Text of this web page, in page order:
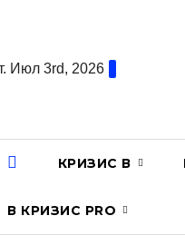
Июл 3rd, 2026
КРИЗИС В
В КРИЗИС PRO